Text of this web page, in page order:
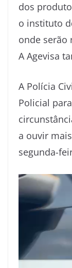
dos
o instituto
onde serão
A Agevisa
A Polícia
Policial
a ouvir
segunda-
Tocador
de
vídeo